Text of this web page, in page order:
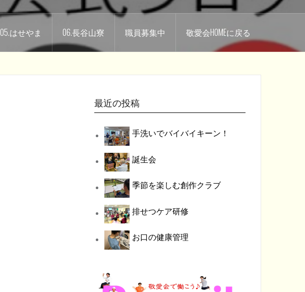
05.はせやま 06.長谷山寮 職員募集中 敬愛会HOMEに戻る
最近の投稿
手洗いでバイバイキーン！
誕生会
季節を楽しむ創作クラブ
排せつケア研修
お口の健康管理